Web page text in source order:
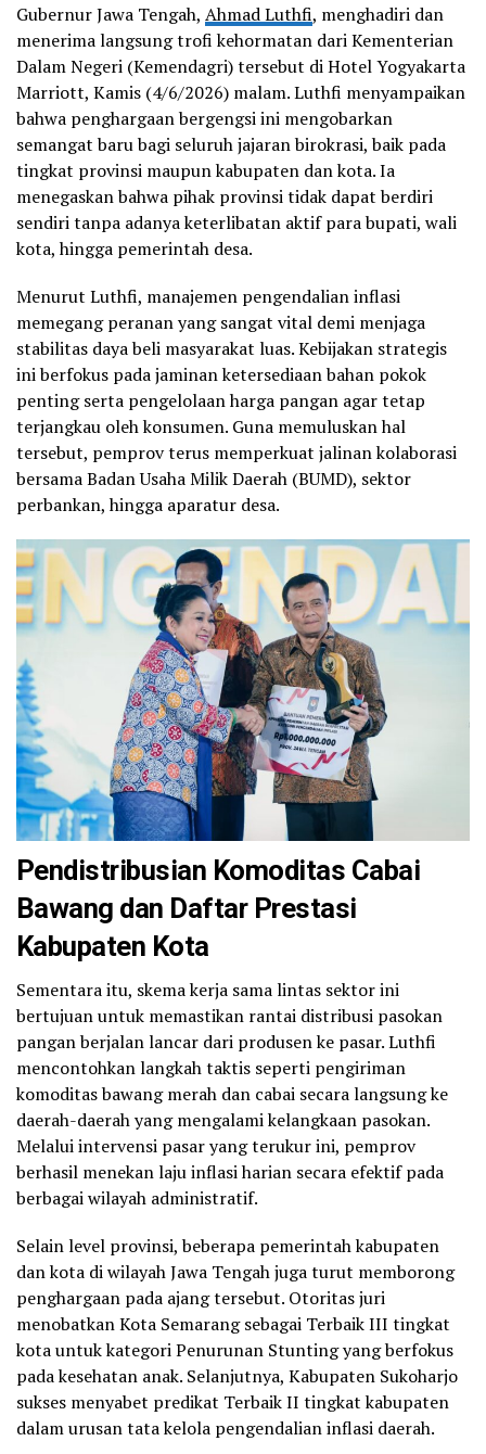
Gubernur Jawa Tengah, Ahmad Luthfi, menghadiri dan
menerima langsung trofi kehormatan dari Kementerian
Dalam Negeri (Kemendagri) tersebut di Hotel Yogyakarta
Marriott, Kamis (4/6/2026) malam. Luthfi menyampaikan
bahwa penghargaan bergengsi ini mengobarkan
semangat baru bagi seluruh jajaran birokrasi, baik pada
tingkat provinsi maupun kabupaten dan kota. Ia
menegaskan bahwa pihak provinsi tidak dapat berdiri
sendiri tanpa adanya keterlibatan aktif para bupati, wali
kota, hingga pemerintah desa.
Menurut Luthfi, manajemen pengendalian inflasi
memegang peranan yang sangat vital demi menjaga
stabilitas daya beli masyarakat luas. Kebijakan strategis
ini berfokus pada jaminan ketersediaan bahan pokok
penting serta pengelolaan harga pangan agar tetap
terjangkau oleh konsumen. Guna memuluskan hal
tersebut, pemprov terus memperkuat jalinan kolaborasi
bersama Badan Usaha Milik Daerah (BUMD), sektor
perbankan, hingga aparatur desa.
Pendistribusian Komoditas Cabai
Bawang dan Daftar Prestasi
Kabupaten Kota
Sementara itu, skema kerja sama lintas sektor ini
bertujuan untuk memastikan rantai distribusi pasokan
pangan berjalan lancar dari produsen ke pasar. Luthfi
mencontohkan langkah taktis seperti pengiriman
komoditas bawang merah dan cabai secara langsung ke
daerah-daerah yang mengalami kelangkaan pasokan.
Melalui intervensi pasar yang terukur ini, pemprov
berhasil menekan laju inflasi harian secara efektif pada
berbagai wilayah administratif.
Selain level provinsi, beberapa pemerintah kabupaten
dan kota di wilayah Jawa Tengah juga turut memborong
penghargaan pada ajang tersebut. Otoritas juri
menobatkan Kota Semarang sebagai Terbaik III tingkat
kota untuk kategori Penurunan Stunting yang berfokus
pada kesehatan anak. Selanjutnya, Kabupaten Sukoharjo
sukses menyabet predikat Terbaik II tingkat kabupaten
dalam urusan tata kelola pengendalian inflasi daerah.